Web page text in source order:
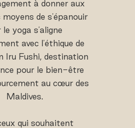
à donner aux
moyens de s'épanouir
le yoga s'aligne
avec l'éthique de
Iru Fushi, destination
pour le bien-être
au cœur des
Maldives.
qui souhaitent